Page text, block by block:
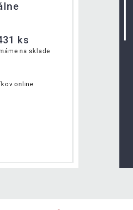
ks
na sklade
online